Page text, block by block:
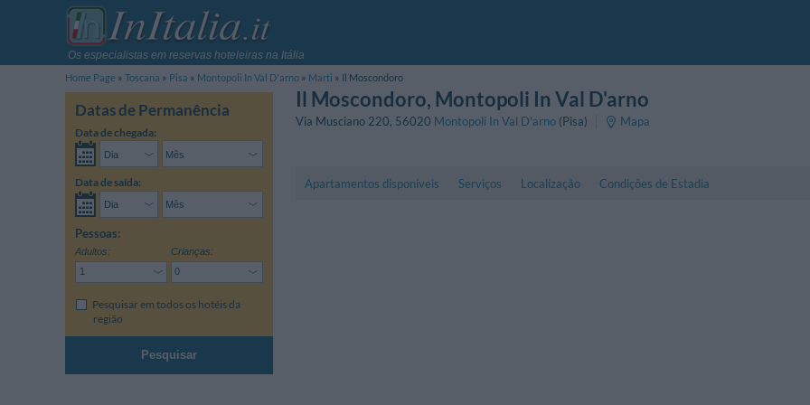
Os especialistas em reservas hoteleiras na Itália
Home Page
Toscana Pisa Montopoli In Val D'arno Marti Il Moscondoro
Datas de Permanência
Data de chegada:
Data de saída:
Pessoas:
Adultos: Crianças:
Pesquisar em todos os hotéis da
região
Pesquisar
Il Moscondoro, Montopoli In Val D'arno
Via Musciano 220, 56020 Montopoli In Val D'arno (Pisa) Mapa
Apartamentos disponíveis Serviços Localização Condições de Estadia